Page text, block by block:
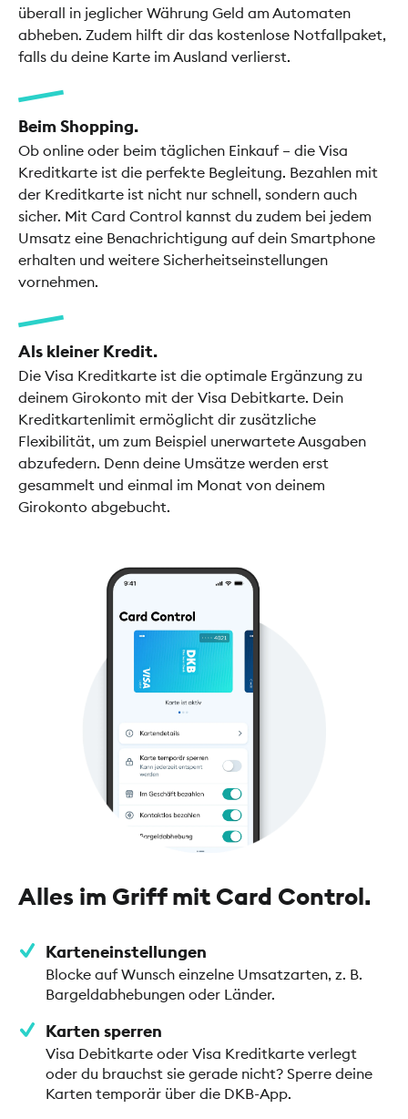
überall in jeglicher Währung Geld am Automaten
abheben. Zudem hilft dir das kostenlose Notfallpaket,
falls du deine Karte im Ausland verlierst.
Beim Shopping.
Ob online oder beim täglichen Einkauf – die Visa
Kreditkarte ist die perfekte Begleitung. Bezahlen mit
der Kreditkarte ist nicht nur schnell, sondern auch
sicher. Mit Card Control kannst du zudem bei jedem
Umsatz eine Benachrichtigung auf dein Smartphone
erhalten und weitere Sicherheitseinstellungen
vornehmen.
Als kleiner Kredit.
Die Visa Kreditkarte ist die optimale Ergänzung zu
deinem Girokonto mit der Visa Debitkarte. Dein
Kreditkartenlimit ermöglicht dir zusätzliche
Flexibilität, um zum Beispiel unerwartete Ausgaben
abzufedern. Denn deine Umsätze werden erst
gesammelt und einmal im Monat von deinem
Girokonto abgebucht.
Alles im Griff mit Card Control.
Karteneinstellungen
Blocke auf Wunsch einzelne Umsatzarten, z. B.
Bargeldabhebungen oder Länder.
Karten sperren
Visa Debitkarte oder Visa Kreditkarte verlegt
oder du brauchst sie gerade nicht? Sperre deine
Karten temporär über die DKB-App.